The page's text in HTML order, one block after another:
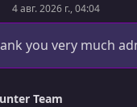
4 авг. 2026 г., 04:04
you very much
Team